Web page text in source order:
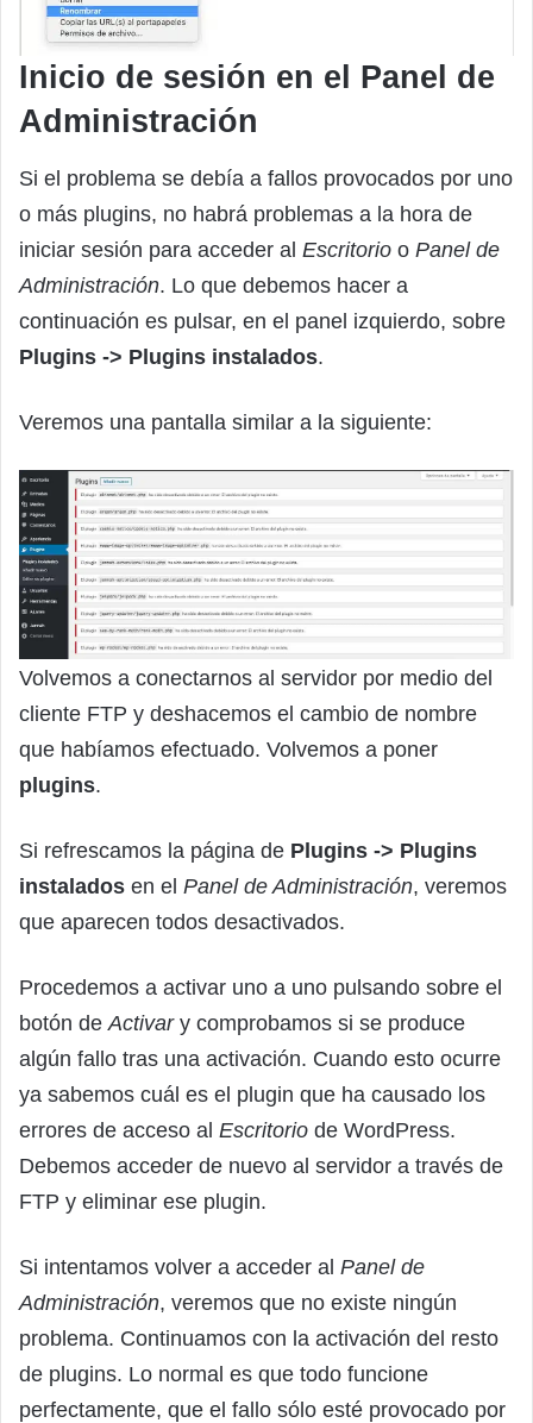
Inicio de sesión en el Panel de
Administración
Si el problema se debía a fallos provocados por uno
o más plugins, no habrá problemas a la hora de
iniciar sesión para acceder al Escritorio o Panel de
Administración. Lo que debemos hacer a
continuación es pulsar, en el panel izquierdo, sobre
Plugins -> Plugins instalados.
Veremos una pantalla similar a la siguiente:
Volvemos a conectarnos al servidor por medio del
cliente FTP y deshacemos el cambio de nombre
que habíamos efectuado. Volvemos a poner
plugins.
Si refrescamos la página de Plugins -> Plugins
instalados en el Panel de Administración, veremos
que aparecen todos desactivados.
Procedemos a activar uno a uno pulsando sobre el
botón de Activary comprobamos si se produce
algún fallo tras una activación. Cuando esto ocurre
ya sabemos cuál es el plugin que ha causado los
errores de acceso al Escritorio de WordPress.
Debemos acceder de nuevo al servidor a través de
FTP y eliminar ese plugin.
Si intentamos volver a acceder al Panel de
Administración, veremos que no existe ningún
problema. Continuamos con la activación del resto
de plugins. Lo normal es que todo funcione
perfectamente, que el fallo sólo esté provocado por